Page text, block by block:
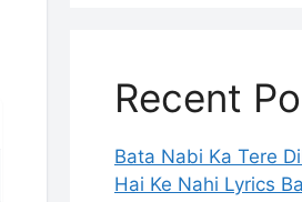
Recent
Bata Nabi Ka Tere
Hai Ke Nahi Lyrics